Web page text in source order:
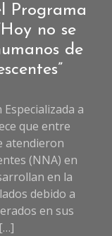
,
Programa
no se
de
a
que entre
atendieron
(NNA) en
en la
debido a
en sus